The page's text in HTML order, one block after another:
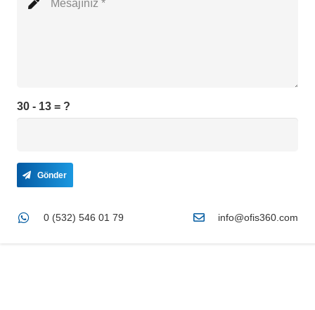
30 - 13 = ?
Gönder
0 (532) 546 01 79 info@ofis360.com